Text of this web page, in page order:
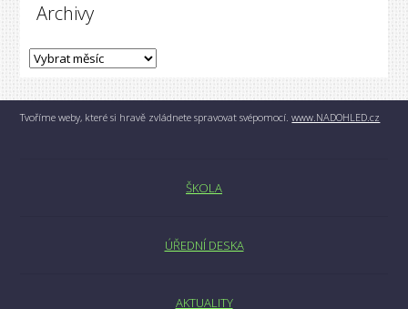
Archivy
Tvoříme weby, které si hravě zvládnete spravovat svépomocí.www.NADOHLED.cz
ŠKOLA
ÚŘEDNÍ DESKA
AKTUALITY